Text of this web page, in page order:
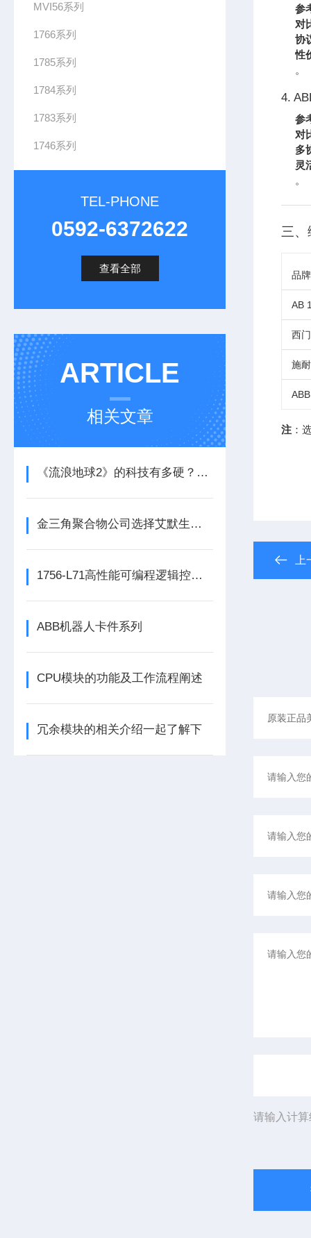
MVI56系列
1766系列
1785系列
1784系列
1783系列
1746系列
TEL-PHONE
0592-6372622
查看全部
ARTICLE
相关文章
《流浪地球2》的科技有多硬？工业移动机器人首登大银幕
金三角聚合物公司选择艾默生为其新建工厂提供设备数字自动化技术以及软件
1756-L71高性能可编程逻辑控制器的常见维护保养方法分享
ABB机器人卡件系列
CPU模块的功能及工作流程阐述
冗余模块的相关介绍一起了解下
参
对
协
性
。
4.
参
对
多
灵
。
三、
品
AB
西
施
注 ：
请输入计